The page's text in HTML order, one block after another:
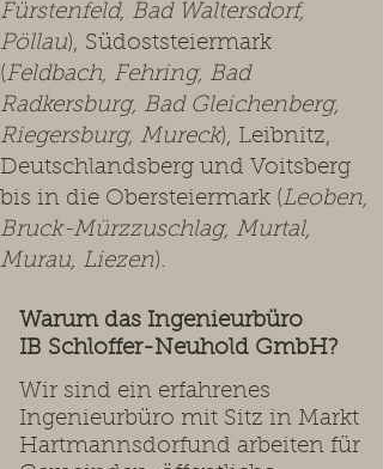
Fürstenfeld, Bad Waltersdorf,
Pöllau), Südoststeiermark
(Feldbach, Fehring, Bad
Radkersburg, Bad Gleichenberg,
Riegersburg, Mureck), Leibnitz,
Deutschlandsberg und Voitsberg
bis in die Obersteiermark (Leoben,
Bruck-Mürzzuschlag, Murtal,
Murau, Liezen).
Warum das Ingenieurbüro
IB Schloffer-Neuhold GmbH?
Wir sind ein erfahrenes
Ingenieurbüro mit Sitz in Markt
Hartmannsdorfund arbeiten für